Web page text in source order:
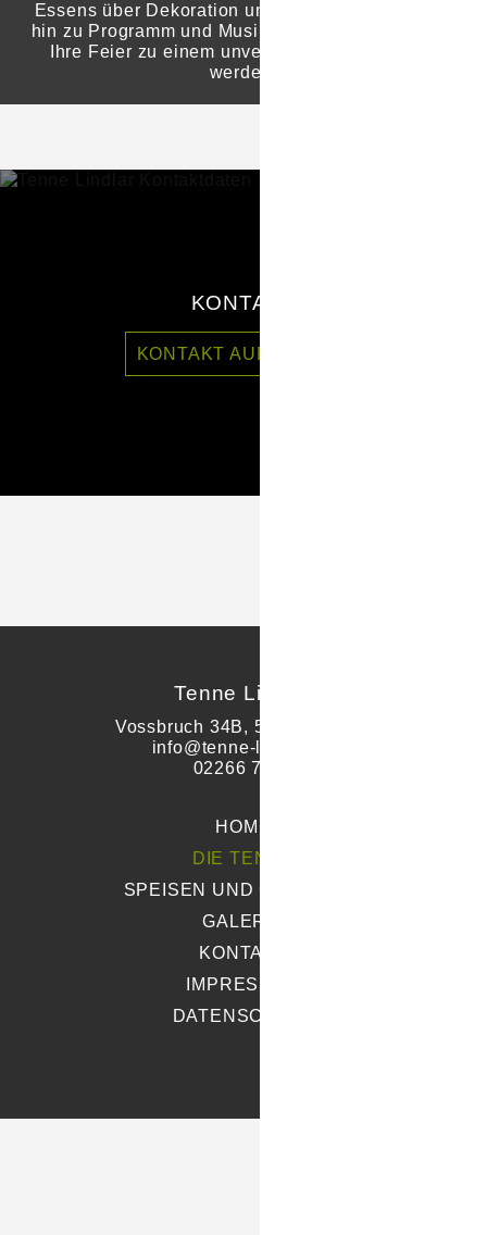
Essens über Dekoration und Tischaufstellung bis
hin zu Programm und Musik zur Seite. Lassen Sie
Ihre Feier zu einem unvergesslichen Erlebnis
werden.
KONTAKT
KONTAKT AUFNEHMEN
Tenne Lindlar
Vossbruch 34B, 51789 Lindlar
info@tenne-lindlar.de
02266 7827
HOME
DIE TENNE
SPEISEN UND GETRÄNKE
GALERIE
KONTAKT
IMPRESSUM
DATENSCHUTZ